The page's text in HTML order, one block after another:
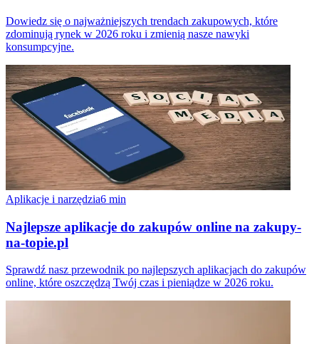
Dowiedz się o najważniejszych trendach zakupowych, które
zdominują rynek w 2026 roku i zmienią nasze nawyki
konsumpcyjne.
Aplikacje i narzędzia6 min
Najlepsze aplikacje do zakupów online na zakupy-
na-topie.pl
Sprawdź nasz przewodnik po najlepszych aplikacjach do zakupów
online, które oszczędzą Twój czas i pieniądze w 2026 roku.